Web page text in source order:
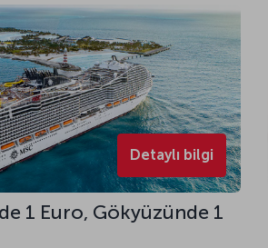
Detaylı bilgi
1 Euro, Gökyüzünde 1